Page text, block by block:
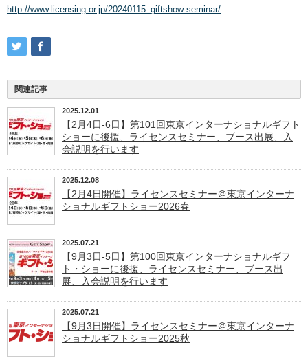
http://www.licensing.or.jp/20240115_giftshow-seminar/
関連記事
2025.12.01
【2月4日-6日】第101回東京インターナショナルギフト
ショーに後援、ライセンスセミナー、ブース出展、入
会説明を行います
2025.12.08
【2月4日開催】ライセンスセミナー＠東京インターナ
ショナルギフトショー2026春
2025.07.21
【9月3日-5日】第100回東京インターナショナルギフ
ト・ショーに後援、ライセンスセミナー、ブース出
展、入会説明を行います
2025.07.21
【9月3日開催】ライセンスセミナー＠東京インターナ
ショナルギフトショー2025秋